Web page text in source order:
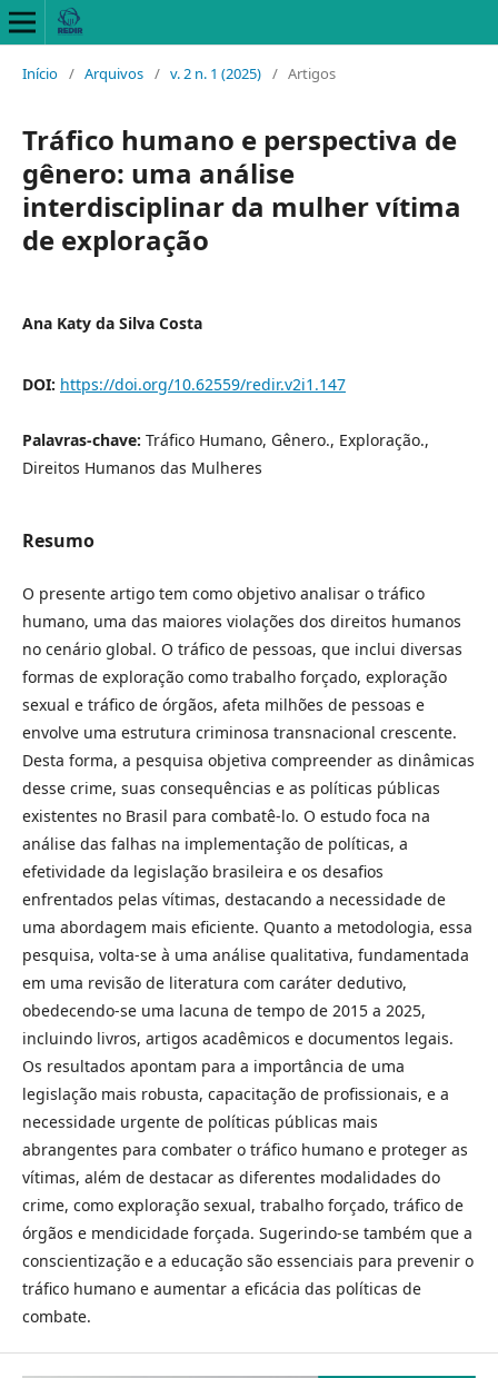
Início / Arquivos / v. 2 n. 1 (2025) / Artigos
Tráfico humano e perspectiva de
gênero: uma análise
interdisciplinar da mulher vítima
de exploração
Ana Katy da Silva Costa
DOI: https://doi.org/10.62559/redir.v2i1.147
Palavras-chave: Tráfico Humano, Gênero., Exploração.,
Direitos Humanos das Mulheres
Resumo
O presente artigo tem como objetivo analisar o tráfico
humano, uma das maiores violações dos direitos humanos
no cenário global. O tráfico de pessoas, que inclui diversas
formas de exploração como trabalho forçado, exploração
sexual e tráfico de órgãos, afeta milhões de pessoas e
envolve uma estrutura criminosa transnacional crescente.
Desta forma, a pesquisa objetiva compreender as dinâmicas
desse crime, suas consequências e as políticas públicas
existentes no Brasil para combatê-lo. O estudo foca na
análise das falhas na implementação de políticas, a
efetividade da legislação brasileira e os desafios
enfrentados pelas vítimas, destacando a necessidade de
uma abordagem mais eficiente. Quanto a metodologia, essa
pesquisa, volta-se à uma análise qualitativa, fundamentada
em uma revisão de literatura com caráter dedutivo,
obedecendo-se uma lacuna de tempo de 2015 a 2025,
incluindo livros, artigos acadêmicos e documentos legais.
Os resultados apontam para a importância de uma
legislação mais robusta, capacitação de profissionais, e a
necessidade urgente de políticas públicas mais
abrangentes para combater o tráfico humano e proteger as
vítimas, além de destacar as diferentes modalidades do
crime, como exploração sexual, trabalho forçado, tráfico de
órgãos e mendicidade forçada. Sugerindo-se também que a
conscientização e a educação são essenciais para prevenir o
tráfico humano e aumentar a eficácia das políticas de
combate.